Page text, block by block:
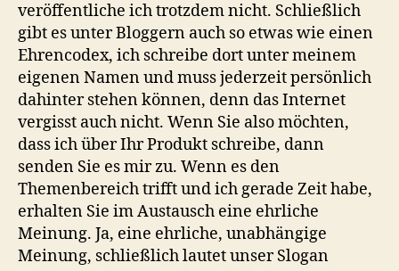
veröffentliche ich trotzdem nicht. Schließlich
gibt es unter Bloggern auch so etwas wie einen
Ehrencodex, ich schreibe dort unter meinem
eigenen Namen und muss jederzeit persönlich
dahinter stehen können, denn das Internet
vergisst auch nicht. Wenn Sie also möchten,
dass ich über Ihr Produkt schreibe, dann
senden Sie es mir zu. Wenn es den
Themenbereich trifft und ich gerade Zeit habe,
erhalten Sie im Austausch eine ehrliche
Meinung. Ja, eine ehrliche, unabhängige
Meinung, schließlich lautet unser Slogan